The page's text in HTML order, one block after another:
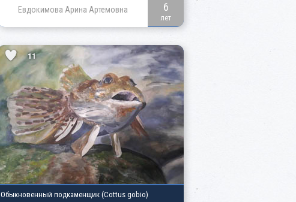
Евдокимова Арина Артемовна 6
лет
11
Обыкновенный подкаменщик (Cottus gobio)